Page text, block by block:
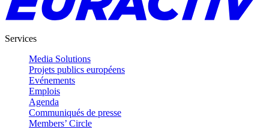
Services
Media Solutions
Projets publics européens
Evénements
Emplois
Agenda
Communiqués de presse
Members’ Circle